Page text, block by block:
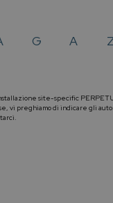
G A
site-specific
vi preghiamo di indicare gli